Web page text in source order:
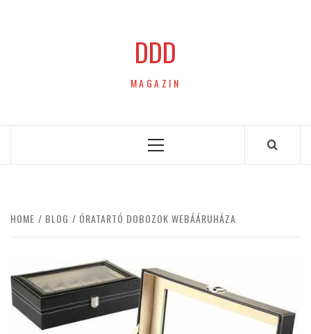
DDD
MAGAZIN
Primary
HOME BLOG ÓRATARTÓ DOBOZOK WEBÁÁRUHÁZA